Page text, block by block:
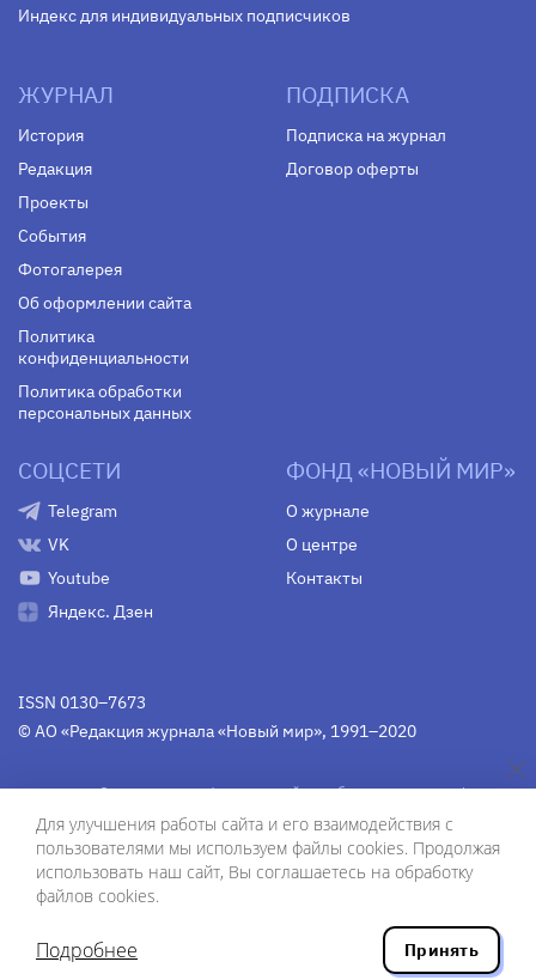
Индекс для индивидуальных подписчиков
ЖУРНАЛ
История
Редакция
Проекты
События
Фотогалерея
Об оформлении сайта
Политика
конфиденциальности
Политика обработки
персональных данных
ПОДПИСКА
Подписка на журнал
Договор оферты
СОЦСЕТИ
Telegram
VK
Youtube
Яндекс. Дзен
ФОНД «НОВЫЙ МИР»
О журнале
О центре
Контакты
ISSN 0130–7673
© АО «Редакция журнала «Новый мир», 1991–2020
Свидетельство Федеральной службы по надзору в сфере
связи, информационных технологий и массовых
коммуникаций средства массовой информации
(Роскомнадзор)ПИ № Фс 77-75754 от 13 июня 2019 г.
Разработка сайта — ООО «Инфодизайн»
Для улучшения работы сайта и его взаимодействия с
пользователями мы используем файлы cookies. Продолжая
использовать наш сайт, Вы соглашаетесь на обработку
файлов cookies.
Подробнее Принять